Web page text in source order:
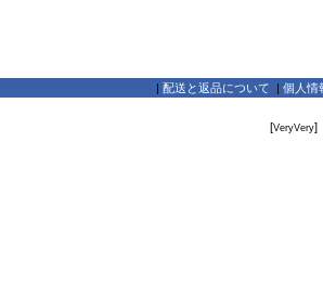
| 配送と返品について | 個人情
[VeryVery]